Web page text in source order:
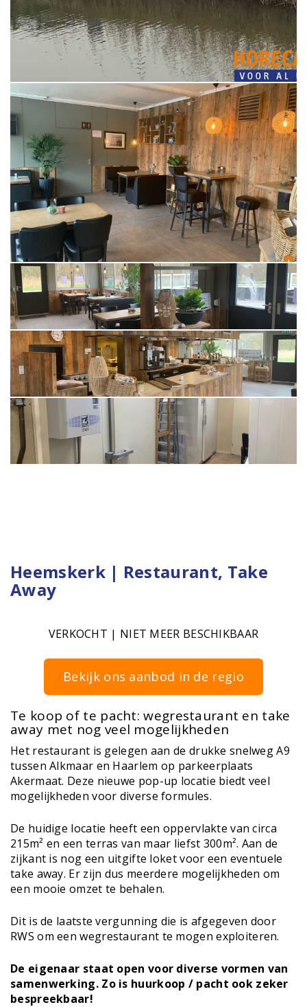
Heemskerk | Restaurant, Take
Away
VERKOCHT | NIET MEER BESCHIKBAAR
Bekijk ons aanbod in de regio
Te koop of te pacht: wegrestaurant en take
away met nog veel mogelijkheden
Het restaurant is gelegen aan de drukke snelweg A9
tussen Alkmaar en Haarlem op parkeerplaats
Akermaat. Deze nieuwe pop-up locatie biedt veel
mogelijkheden voor diverse formules.
De huidige locatie heeft een oppervlakte van circa
215m² en een terras van maar liefst 300m². Aan de
zijkant is nog een uitgifte loket voor een eventuele
take away. Er zijn dus meerdere mogelijkheden om
een mooie omzet te behalen.
Dit is de laatste vergunning die is afgegeven door
RWS om een wegrestaurant te mogen exploiteren.
De eigenaar staat open voor diverse vormen van
samenwerking. Zo is huurkoop / pacht ook zeker
bespreekbaar!